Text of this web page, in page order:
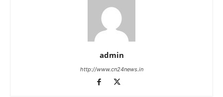
admin
http://www.cn24news.in